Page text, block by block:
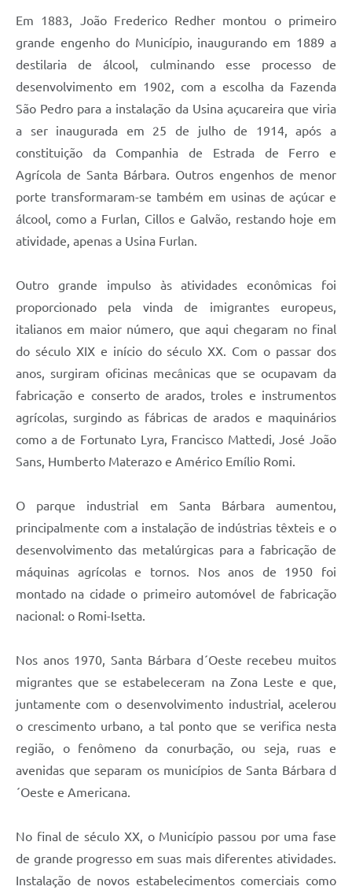
Em 1883, João Frederico Redher montou o primeiro
grande engenho do Município, inaugurando em 1889 a
destilaria de álcool, culminando esse processo de
desenvolvimento em 1902, com a escolha da Fazenda
São Pedro para a instalação da Usina açucareira que viria
a ser inaugurada em 25 de julho de 1914, após a
constituição da Companhia de Estrada de Ferro e
Agrícola de Santa Bárbara. Outros engenhos de menor
porte transformaram-se também em usinas de açúcar e
álcool, como a Furlan, Cillos e Galvão, restando hoje em
atividade, apenas a Usina Furlan.
Outro grande impulso às atividades econômicas foi
proporcionado pela vinda de imigrantes europeus,
italianos em maior número, que aqui chegaram no final
do século XIX e início do século XX. Com o passar dos
anos, surgiram oficinas mecânicas que se ocupavam da
fabricação e conserto de arados, troles e instrumentos
agrícolas, surgindo as fábricas de arados e maquinários
como a de Fortunato Lyra, Francisco Mattedi, José João
Sans, Humberto Materazo e Américo Emílio Romi.
O parque industrial em Santa Bárbara aumentou,
principalmente com a instalação de indústrias têxteis e o
desenvolvimento das metalúrgicas para a fabricação de
máquinas agrícolas e tornos. Nos anos de 1950 foi
montado na cidade o primeiro automóvel de fabricação
nacional: o Romi-Isetta.
Nos anos 1970, Santa Bárbara d´Oeste recebeu muitos
migrantes que se estabeleceram na Zona Leste e que,
juntamente com o desenvolvimento industrial, acelerou
o crescimento urbano, a tal ponto que se verifica nesta
região, o fenômeno da conurbação, ou seja, ruas e
avenidas que separam os municípios de Santa Bárbara d
´Oeste e Americana.
No final de século XX, o Município passou por uma fase
de grande progresso em suas mais diferentes atividades.
Instalação de novos estabelecimentos comerciais como